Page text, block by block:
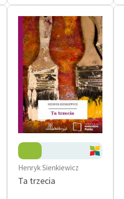
Henryk Sienkiewicz
Ta trzecia